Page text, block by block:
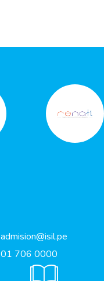
admision@isil.pe
01 706 0000